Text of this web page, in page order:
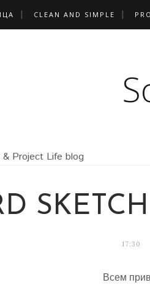
CLEAN AND SIMPLE
& Project Life blog
17:30
Всем